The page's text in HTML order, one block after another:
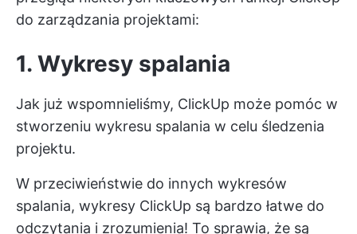
do zarządzania projektami:
1. Wykresy spalania
Jak już wspomnieliśmy, ClickUp może pomóc w
stworzeniu wykresu spalania w celu śledzenia
projektu.
W przeciwieństwie do innych wykresów
spalania, wykresy ClickUp są bardzo łatwe do
odczytania i zrozumienia! To sprawia, że są